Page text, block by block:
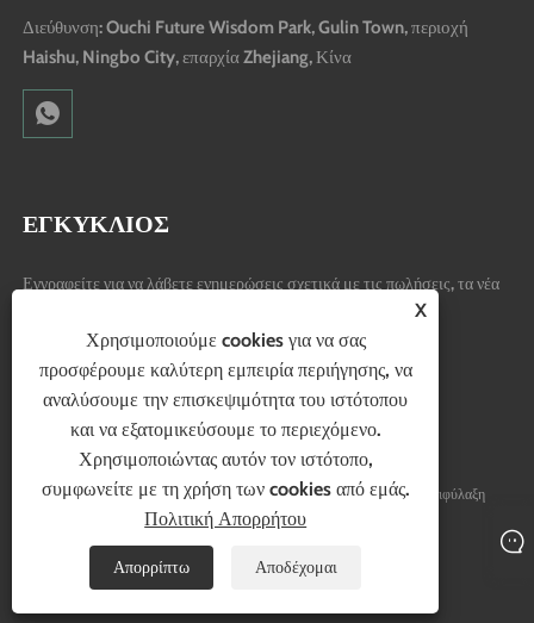
Διεύθυνση: Ouchi Future Wisdom Park, Gulin Town, περιοχή
Haishu, Ningbo City, επαρχία Zhejiang, Κίνα
ΕΓΚΥΚΛΙΟΣ
Εγγραφείτε για να λάβετε ενημερώσεις σχετικά με τις πωλήσεις, τα νέα
Copyright © 2024 Ningbo Hubo Electrical Appliance Co., Ltd. Με επιφύλαξη
Sitemap RSS
X
Χρησιμοποιούμε cookies για να σας
προσφέρουμε καλύτερη εμπειρία περιήγησης, να
αναλύσουμε την επισκεψιμότητα του ιστότοπου
και να εξατομικεύσουμε το περιεχόμενο.
Χρησιμοποιώντας αυτόν τον ιστότοπο,
συμφωνείτε με τη χρήση των cookies από εμάς.
Πολιτική Απορρήτου
Απορρίπτω Αποδέχομαι